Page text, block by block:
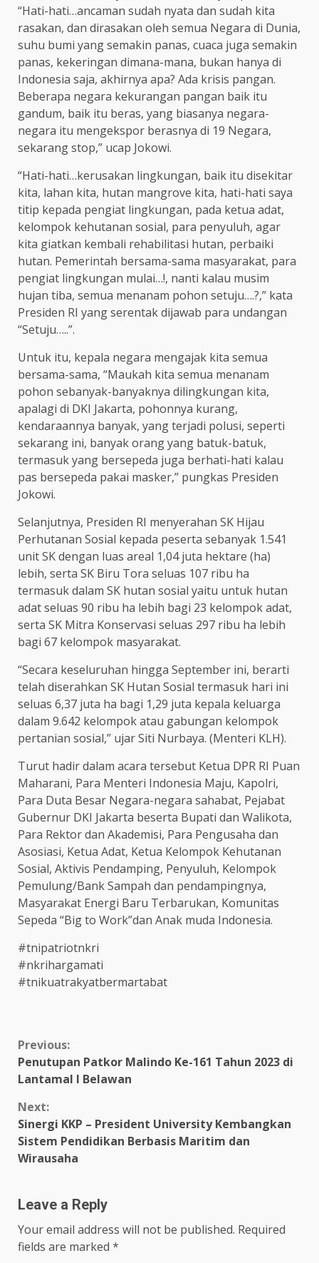
“Hati-hati…ancaman sudah nyata dan sudah kita
rasakan, dan dirasakan oleh semua Negara di Dunia,
suhu bumi yang semakin panas, cuaca juga semakin
panas, kekeringan dimana-mana, bukan hanya di
Indonesia saja, akhirnya apa? Ada krisis pangan.
Beberapa negara kekurangan pangan baik itu
gandum, baik itu beras, yang biasanya negara-
negara itu mengekspor berasnya di 19 Negara,
sekarang stop,” ucap Jokowi.
“Hati-hati…kerusakan lingkungan, baik itu disekitar
kita, lahan kita, hutan mangrove kita, hati-hati saya
titip kepada pengiat lingkungan, pada ketua adat,
kelompok kehutanan sosial, para penyuluh, agar
kita giatkan kembali rehabilitasi hutan, perbaiki
hutan. Pemerintah bersama-sama masyarakat, para
pengiat lingkungan mulai…!, nanti kalau musim
hujan tiba, semua menanam pohon setuju….?,” kata
Presiden RI yang serentak dijawab para undangan
“Setuju…..”.
Untuk itu, kepala negara mengajak kita semua
bersama-sama, “Maukah kita semua menanam
pohon sebanyak-banyaknya dilingkungan kita,
apalagi di DKI Jakarta, pohonnya kurang,
kendaraannya banyak, yang terjadi polusi, seperti
sekarang ini, banyak orang yang batuk-batuk,
termasuk yang bersepeda juga berhati-hati kalau
pas bersepeda pakai masker,” pungkas Presiden
Jokowi.
Selanjutnya, Presiden RI menyerahan SK Hijau
Perhutanan Sosial kepada peserta sebanyak 1.541
unit SK dengan luas areal 1,04 juta hektare (ha)
lebih, serta SK Biru Tora seluas 107 ribu ha
termasuk dalam SK hutan sosial yaitu untuk hutan
adat seluas 90 ribu ha lebih bagi 23 kelompok adat,
serta SK Mitra Konservasi seluas 297 ribu ha lebih
bagi 67 kelompok masyarakat.
“Secara keseluruhan hingga September ini, berarti
telah diserahkan SK Hutan Sosial termasuk hari ini
seluas 6,37 juta ha bagi 1,29 juta kepala keluarga
dalam 9.642 kelompok atau gabungan kelompok
pertanian sosial,” ujar Siti Nurbaya. (Menteri KLH).
Turut hadir dalam acara tersebut Ketua DPR RI Puan
Maharani, Para Menteri Indonesia Maju, Kapolri,
Para Duta Besar Negara-negara sahabat, Pejabat
Gubernur DKI Jakarta beserta Bupati dan Walikota,
Para Rektor dan Akademisi, Para Pengusaha dan
Asosiasi, Ketua Adat, Ketua Kelompok Kehutanan
Sosial, Aktivis Pendamping, Penyuluh, Kelompok
Pemulung/Bank Sampah dan pendampingnya,
Masyarakat Energi Baru Terbarukan, Komunitas
Sepeda “Big to Work”dan Anak muda Indonesia.
#tnipatriotnkri
#nkrihargamati
#tnikuatrakyatbermartabat
Continue
Reading
Previous:
Penutupan Patkor Malindo Ke-161 Tahun 2023 di
Lantamal I Belawan
Next:
Sinergi KKP – President University Kembangkan
Sistem Pendidikan Berbasis Maritim dan
Wirausaha
Leave a Reply
Your email address will not be published. Required
fields are marked *